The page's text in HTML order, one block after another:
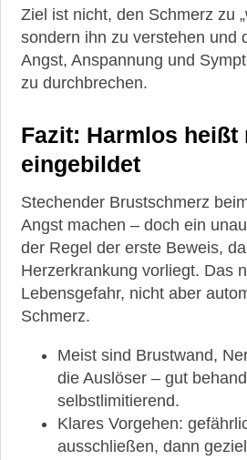
Ziel ist nicht, den Schmerz zu
sondern ihn zu verstehen und
Angst, Anspannung und
zu durchbrechen.
Fazit: Harmlos heißt
eingebildet
Stechender Brustschmerz
Angst machen – doch ein
der Regel der erste Beweis,
Herzerkrankung vorliegt. Das
Lebensgefahr, nicht aber
Schmerz.
Meist sind Brustwand,
die Auslöser – gut
selbstlimitierend.
Klares Vorgehen:
ausschließen, dann